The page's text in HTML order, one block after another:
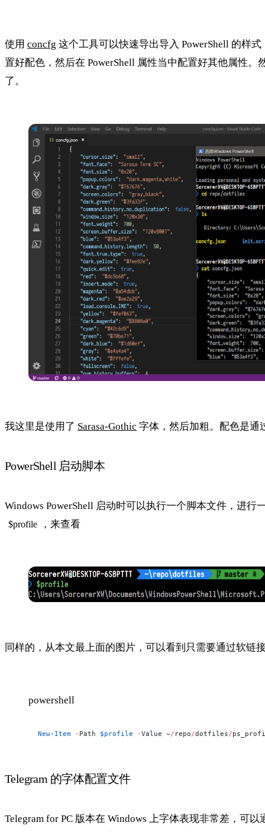
使用 concfg 这个工具可以快速导出导入 PowerShell 的样
置好配色，然后在 PowerShell 属性当中配置好其他属性。
了。
我这里是使用了 Sarasa-Gothic 字体，然后加粗。配色是通
PowerShell 启动脚本
Windows PowerShell 启动时可以执行一个脚本文件，进
$profile ，来查看
同样的，从本文最上面的图片，可以看到只需要通过软链
powershell
New-Item - Path $profile -Value ~/ repo/dotfiles/
Telegram 的字体配置文件
Telegram for PC 版本在 Windows 上字体表现非常差，可以